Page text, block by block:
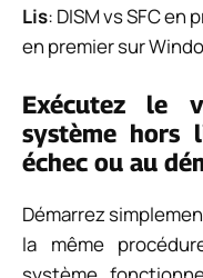
Lis: DISM vs SFC
en premier sur
Exécutez le
système hors
échec ou au
Démarrez
la même